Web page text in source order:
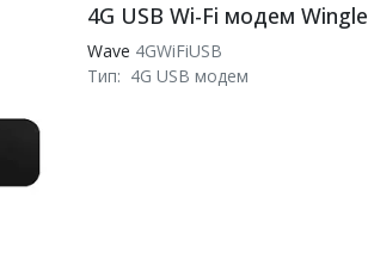
4G USB Wi-Fi модем Wingle
Wave 4GWiFiUSB
Тип: 4G USB модем